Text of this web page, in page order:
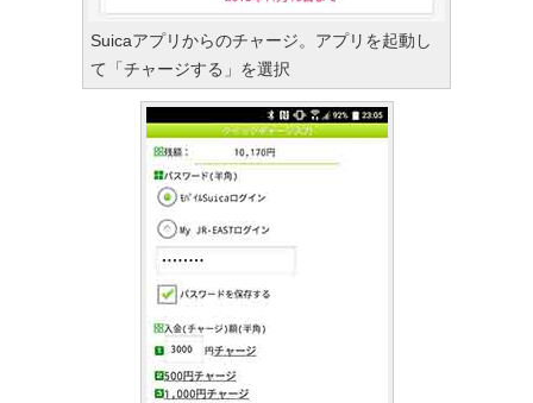
Suicaアプリからのチャージ。アプリを起動し
て「チャージする」を選択